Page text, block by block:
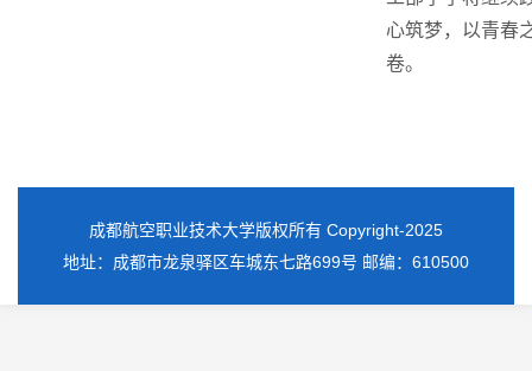
心筑梦，以青春
卷。
成都航空职业技术大学版权所有 Copyright-2025
地址：成都市龙泉驿区车城东七路699号 邮编：610500